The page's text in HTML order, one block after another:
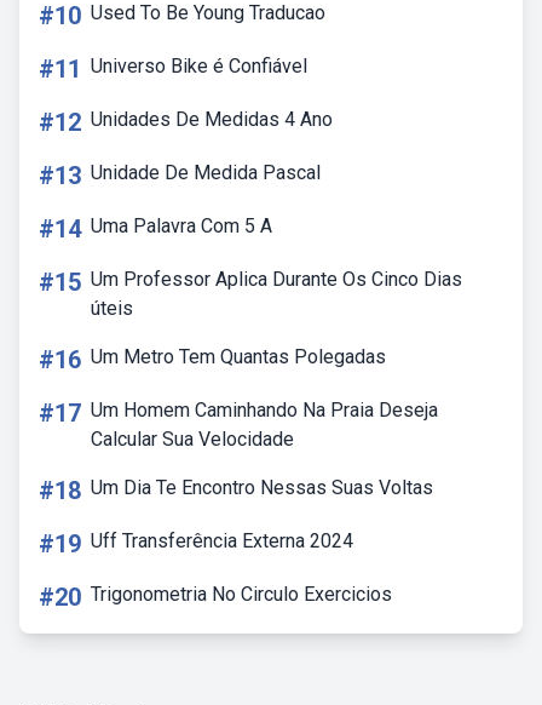
#10 Used To Be Young Traducao
#11 Universo Bike é Confiável
#12 Unidades De Medidas 4 Ano
#13 Unidade De Medida Pascal
#14 Uma Palavra Com 5 A
#15 Um Professor Aplica Durante Os Cinco Dias
úteis
#16 Um Metro Tem Quantas Polegadas
#17 Um Homem Caminhando Na Praia Deseja
Calcular Sua Velocidade
#18 Um Dia Te Encontro Nessas Suas Voltas
#19 Uff Transferência Externa 2024
#20 Trigonometria No Circulo Exercicios